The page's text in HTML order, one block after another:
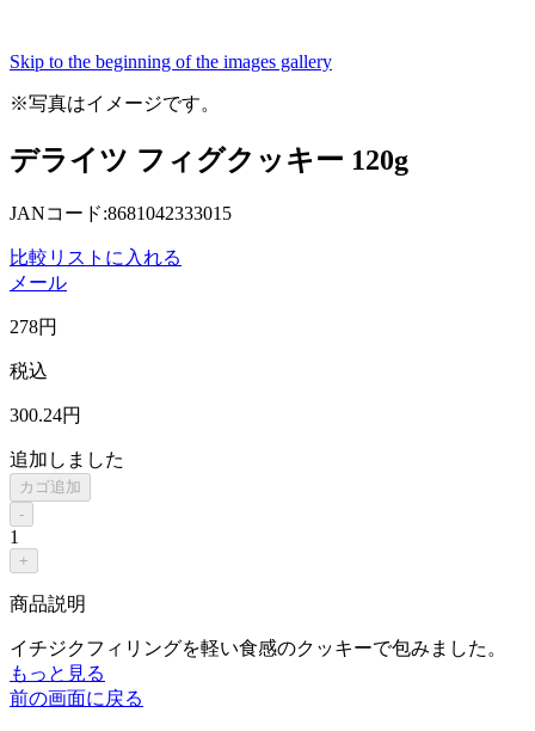
Skip to the beginning of the images gallery
※写真はイメージです。
デライツ フィグクッキー 120g
JANコード:8681042333015
比較リストに入れる
メール
278円
税込
300.24円
追加しました
カゴ追加
-
1
+
商品説明
イチジクフィリングを軽い食感のクッキーで包みました。
もっと見る
前の画面に戻る